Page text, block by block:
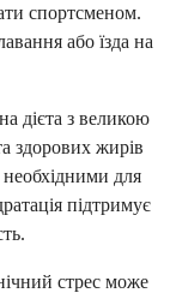
спортсменом.
або їзда на
дієта з великою
здорових жирів
для
підтримує
стрес може